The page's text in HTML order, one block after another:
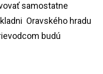
samostatne
Oravského hradu
budú